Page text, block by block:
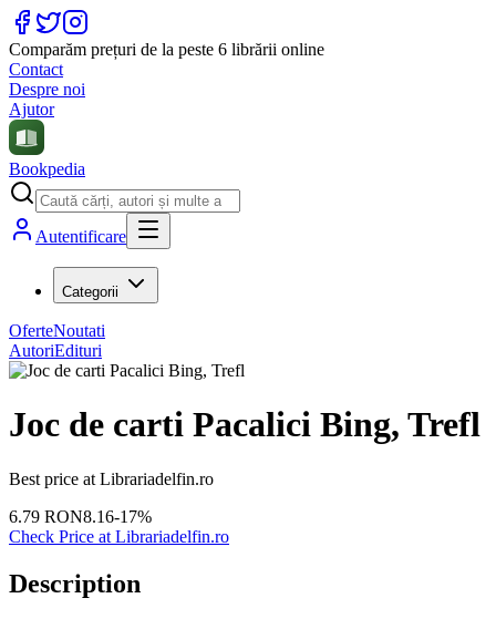
Comparăm prețuri de la peste 6 librării online
Contact
Despre noi
Ajutor
Bookpedia
Autentificare
Categorii
OferteNoutati
AutoriEdituri
Joc de carti Pacalici Bing, Trefl
Best price at Librariadelfin.ro
6.79 RON8.16-17%
Check Price at Librariadelfin.ro
Description